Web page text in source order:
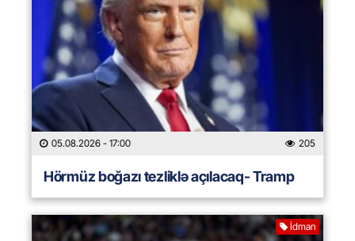
05.08.2026 - 17:00 205
Hörmüz boğazı tezliklə açılacaq- Tramp
İdman